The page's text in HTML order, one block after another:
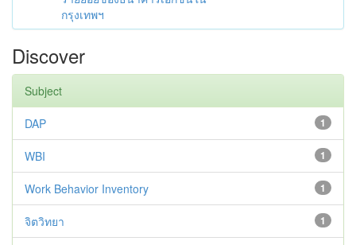
กรุงเทพฯ
Discover
Subject
1
DAP
1
WBI
1
Work Behavior Inventory
1
จิตวิทยา